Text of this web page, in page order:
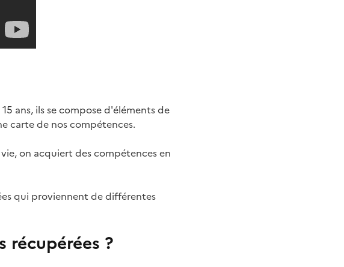
ans, ils se compose d'éléments de
carte de nos compétences.
on acquiert des compétences en
qui proviennent de différentes
récupérées ?